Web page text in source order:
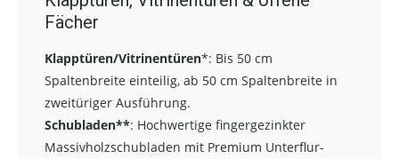
Fächer
Klapptüren/Vitrinentüren*: Bis 50 cm
Spaltenbreite einteilig, ab 50 cm Spaltenbreite in
zweitüriger Ausführung.
Schubladen**: Hochwertige fingergezinkter
Massivholzschubladen mit Premium Unterflur-